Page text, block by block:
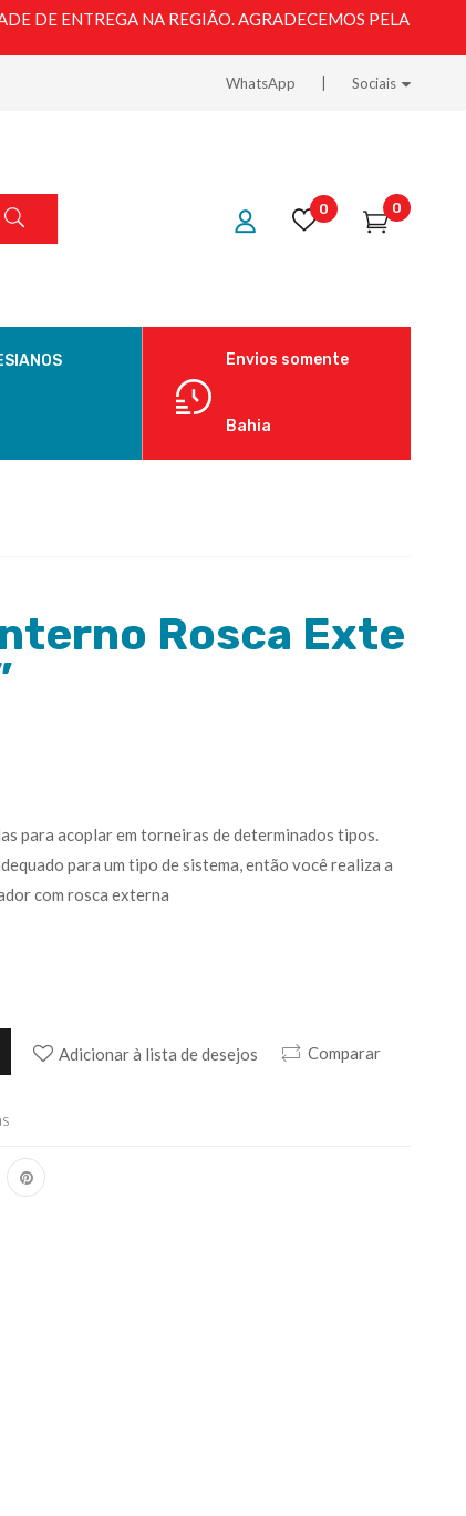
DE ENTREGA NA REGIÃO. AGRADECEMOS PELA
WhatsApp Sociais
0 0
Envios somente
Bahia
Rosca Exte
para acoplar em torneiras de determinados tipos.
para um tipo de sistema, então você realiza a
com rosca externa
Adicionar à lista de desejos Comparar